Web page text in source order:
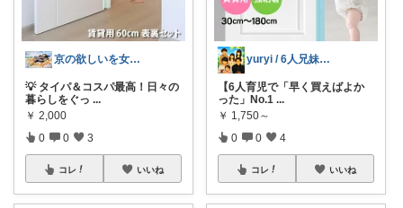
京の欲しいを女性に向けて
💡 タイパ＆コスパ最高！日々の
暮らしをぐっ ...
￥ 2,000
0 0 3
コレ いいね
yuryi / 6人兄妹ママ
【6人育児で「早く買えばよか
った」No.1 ...
￥ 1,750～
0 0 4
コレ いいね